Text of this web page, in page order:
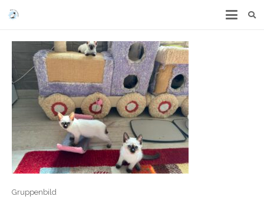
Gruppenbild